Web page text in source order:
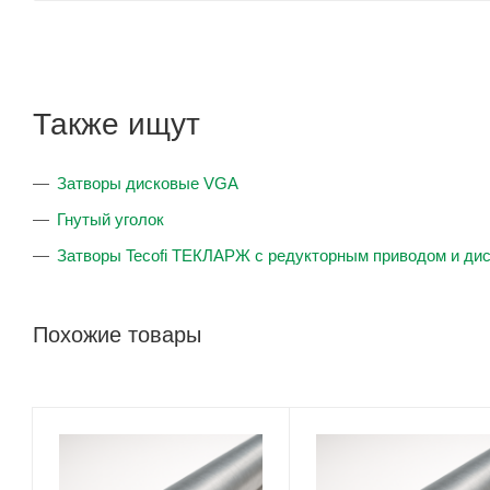
Также ищут
Затворы дисковые VGA
Гнутый уголок
Затворы Tecofi ТЕКЛАРЖ с редукторным приводом и
Похожие товары